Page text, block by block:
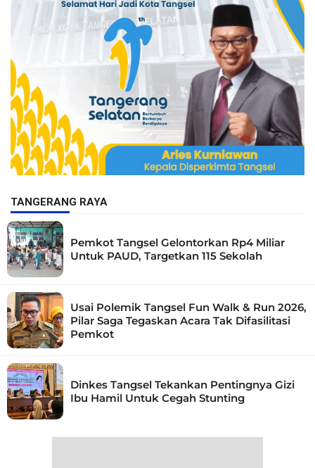
TANGERANG RAYA
Pemkot Tangsel Gelontorkan Rp4 Miliar
Untuk PAUD, Targetkan 115 Sekolah
Usai Polemik Tangsel Fun Walk & Run 2026,
Pilar Saga Tegaskan Acara Tak Difasilitasi
Pemkot
Dinkes Tangsel Tekankan Pentingnya Gizi
Ibu Hamil Untuk Cegah Stunting